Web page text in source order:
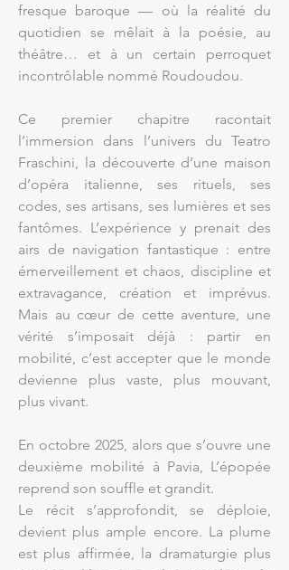
fresque baroque — où la réalité du
quotidien se mêlait à la poésie, au
théâtre… et à un certain perroquet
incontrôlable nommé Roudoudou.
Ce premier chapitre racontait
l’immersion dans l’univers du Teatro
Fraschini, la découverte d’une maison
d’opéra italienne, ses rituels, ses
codes, ses artisans, ses lumières et ses
fantômes. L’expérience y prenait des
airs de navigation fantastique : entre
émerveillement et chaos, discipline et
extravagance, création et imprévus.
Mais au cœur de cette aventure, une
vérité s’imposait déjà : partir en
mobilité, c’est accepter que le monde
devienne plus vaste, plus mouvant,
plus vivant.
En octobre 2025, alors que s’ouvre une
deuxième mobilité à Pavia, L’épopée
reprend son souffle et grandit.
Le récit s’approfondit, se déploie,
devient plus ample encore. La plume
est plus affirmée, la dramaturgie plus